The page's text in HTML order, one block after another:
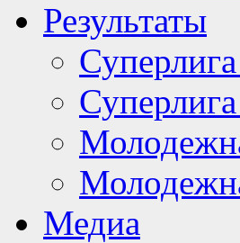
Результаты
Медиа